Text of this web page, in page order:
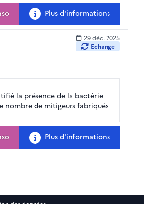
Plus d'informations
29 déc. 2025
Echange
la présence de la bactérie
nombre de mitigeurs fabriqués
Plus d'informations